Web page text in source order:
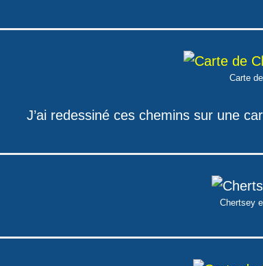
Carte
J’ai redessiné ces chemins sur une
Chertsey